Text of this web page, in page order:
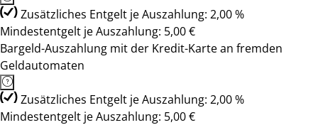
Zusätzliches Entgelt je Auszahlung: 2,00 %
Mindestentgelt je Auszahlung: 5,00 €
Bargeld-Auszahlung mit der Kredit-Karte an fremden
Geldautomaten
Zusätzliches Entgelt je Auszahlung: 2,00 %
Mindestentgelt je Auszahlung: 5,00 €